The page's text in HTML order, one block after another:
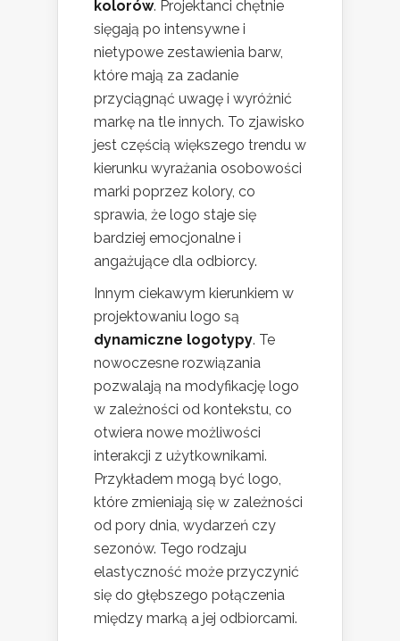
kolorów. Projektanci chętnie
sięgają po intensywne i
nietypowe zestawienia barw,
które mają za zadanie
przyciągnąć uwagę i wyróżnić
markę na tle innych. To zjawisko
jest częścią większego trendu w
kierunku wyrażania osobowości
marki poprzez kolory, co
sprawia, że logo staje się
bardziej emocjonalne i
angażujące dla odbiorcy.
Innym ciekawym kierunkiem w
projektowaniu logo są
dynamiczne logotypy. Te
nowoczesne rozwiązania
pozwalają na modyfikację logo
w zależności od kontekstu, co
otwiera nowe możliwości
interakcji z użytkownikami.
Przykładem mogą być logo,
które zmieniają się w zależności
od pory dnia, wydarzeń czy
sezonów. Tego rodzaju
elastyczność może przyczynić
się do głębszego połączenia
między marką a jej odbiorcami.